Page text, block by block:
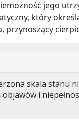
jego
który
przynoszący
skala stanu
i